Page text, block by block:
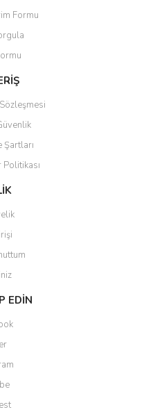
bulunuyor.
olmalı.
Formu
Şartları
EDİN